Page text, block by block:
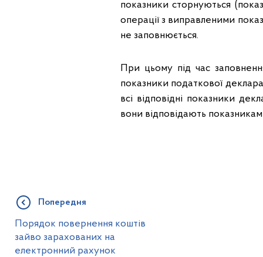
показники сторнуються
операції з виправленими
не заповнюється.
При цьому під час
показники податкової
всі відповідні показники
вони відповідають
Попередня
Порядок повернення коштів
зайво зарахованих на
електронний рахунок